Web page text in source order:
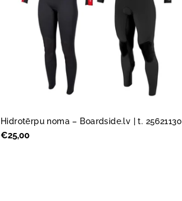
Hidrotērpu noma – Boardside.lv | t. 25621130
Parastā
€25,00